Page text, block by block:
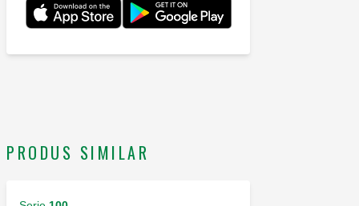
PRODUS SIMILAR